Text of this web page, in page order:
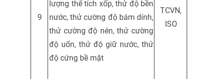
9
lượng thể tích xốp, thử độ bền
nước, thử cường độ bám dính,
thử cường độ nén, thử cường
độ uốn, thử độ giữ nước, thử
độ cứng bề mặt
TCVN,
ISO